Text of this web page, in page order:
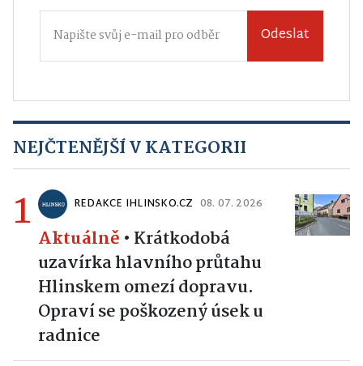
Odeslat
NEJČTENĚJŠÍ V KATEGORII
1 REDAKCE IHLINSKO.CZ 08. 07. 2026
Aktuálně • Krátkodobá
uzavírka hlavního průtahu
Hlinskem omezí dopravu.
Opraví se poškozený úsek u
radnice